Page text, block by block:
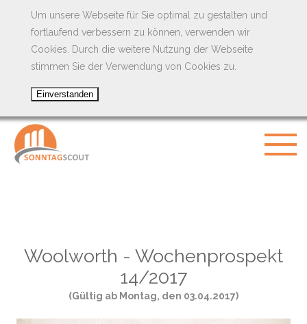
Um unsere Webseite für Sie optimal zu gestalten und
fortlaufend verbessern zu können, verwenden wir
Cookies. Durch die weitere Nutzung der Webseite
stimmen Sie der Verwendung von Cookies zu.
Woolworth - Wochenprospekt
14/2017
(Gültig ab Montag, den 03.04.2017)